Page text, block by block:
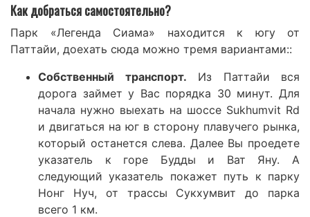
Как добраться самостоятельно?
Парк «Легенда Сиама» находится к югу от
Паттайи, доехать сюда можно тремя вариантами::
Собственный транспорт. Из Паттайи вся
дорога займет у Вас порядка 30 минут. Для
начала нужно выехать на шоссе Sukhumvit Rd
и двигаться на юг в сторону плавучего рынка,
который останется слева. Далее Вы проедете
указатель к горе Будды и Ват Яну. А
следующий указатель покажет путь к парку
Нонг Нуч, от трассы Сукхумвит до парка
всего 1 км.